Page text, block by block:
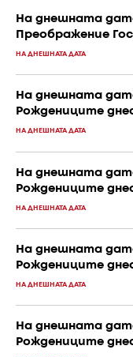
На днешната
Преображение
НА ДНЕШНАТА ДАТА
На днешната
Рождениците
НА ДНЕШНАТА ДАТА
На днешната
Рождениците
НА ДНЕШНАТА ДАТА
На днешната
Рождениците
НА ДНЕШНАТА ДАТА
На днешната
Рождениците